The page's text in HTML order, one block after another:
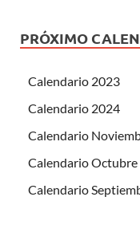
PRÓXIMO
Calendario 2023
Calendario 2024
Calendario
Calendario
Calendario